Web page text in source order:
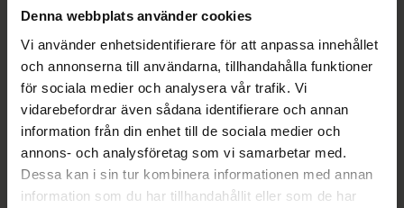
Denna webbplats använder cookies
Vi använder enhetsidentifierare för att anpassa innehållet
och annonserna till användarna, tillhandahålla funktioner
för sociala medier och analysera vår trafik. Vi
vidarebefordrar även sådana identifierare och annan
information från din enhet till de sociala medier och
annons- och analysföretag som vi samarbetar med.
Dessa kan i sin tur kombinera informationen med annan
information som du har tillhandahållit eller som de har
Dölj
Läs alltid bipacksedeln innan
användning.
EAN:05415062314111